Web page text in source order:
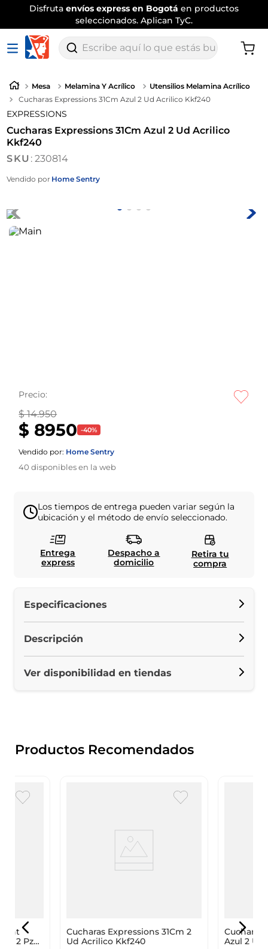
Disfruta envíos express en Bogotá en productos
seleccionados. Aplican TyC.
Escribe aquí lo que estás buscando
Mesa Melamina Y Acrílico
Utensilios Melamina Acrílico
Cucharas Expressions 31Cm Azul 2 Ud Acrilico Kkf240
EXPRESSIONS
Cucharas Expressions 31Cm Azul 2 Ud Acrilico
Kkf240
:230814
Vendido por Home Sentry
Precio:
$ 14.950
$ 8950 -40%
Vendido por: Home Sentry
40 disponibles en la web
Los tiempos de entrega pueden variar según la
ubicación y el método de envío seleccionado.
Entrega
express
Despacho a
domicilio
Retira tu
compra
Especificaciones
Descripción
Ver disponibilidad en tiendas
Productos Recomendados
2 Pz
Cucharas Expressions 31Cm 2
Ud Acrilico Kkf240
Cucharas
Azul 2